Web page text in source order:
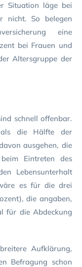
Situation läge bei
nicht. So belegen
eine
bei Frauen und
Altersgruppe der
schnell offenbar.
die Hälfte der
ausgehen, die
Eintreten des
Lebensunterhalt
es für die drei
die angaben,
für die Abdeckung
Aufklärung,
Befragung schon